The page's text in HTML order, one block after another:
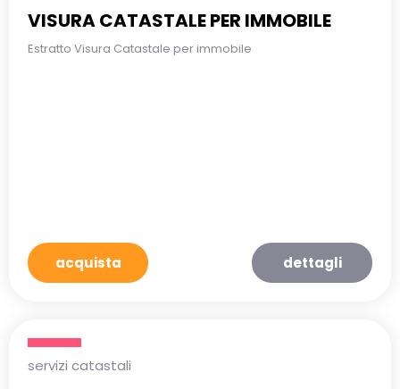
VISURA CATASTALE PER IMMOBILE
Estratto Visura Catastale per immobile
acquista dettagli
servizi catastali